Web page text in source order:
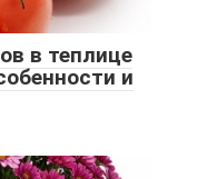
в теплице
и